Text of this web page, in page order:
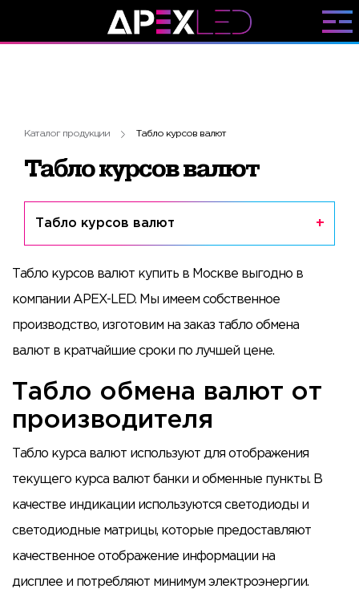
Каталог продукции Табло курсов валют
Табло курсов валют
Табло курсов валют
Табло курсов валют купить в Москве выгодно в
компании APEX-LED. Мы имеем собственное
производство, изготовим на заказ табло обмена
валют в кратчайшие сроки по лучшей цене.
Табло обмена валют от
производителя
Табло курса валют используют для отображения
текущего курса валют банки и обменные пункты. В
качестве индикации используются светодиоды и
светодиодные матрицы, которые предоставляют
качественное отображение информации на
дисплее и потребляют минимум электроэнергии.